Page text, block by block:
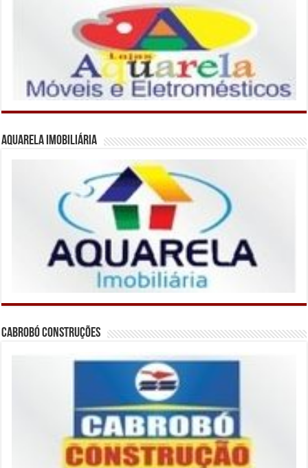
Aquarela Imobiliária
Cabrobó Construções